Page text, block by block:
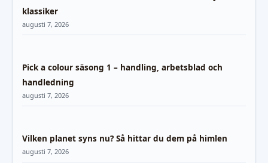
klassiker
augusti 7, 2026
Pick a colour säsong 1 – handling, arbetsblad och
handledning
augusti 7, 2026
Vilken planet syns nu? Så hittar du dem på himlen
augusti 7, 2026